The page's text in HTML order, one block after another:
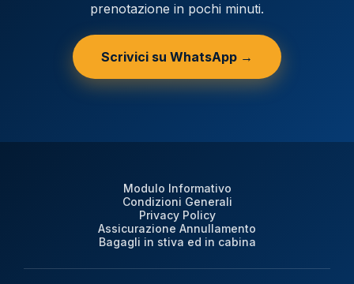
prenotazione in pochi minuti.
Scrivici su WhatsApp →
Modulo Informativo
Condizioni Generali
Privacy Policy
Assicurazione Annullamento
Bagagli in stiva ed in cabina